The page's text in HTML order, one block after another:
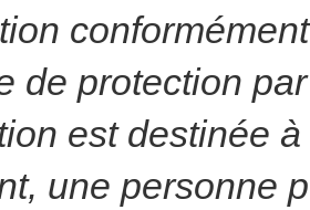
de protection
est destinée
une personne